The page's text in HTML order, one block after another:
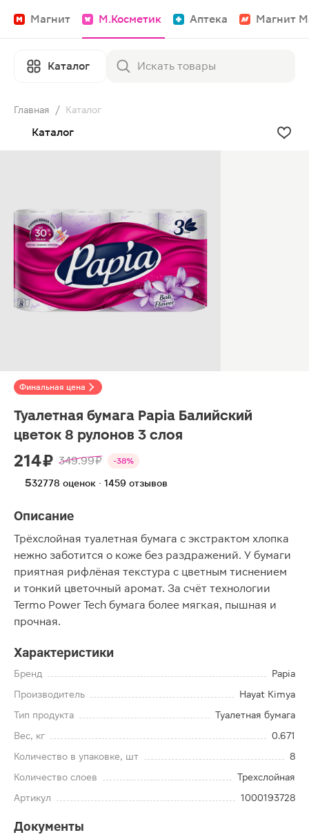
Магнит М.Косметик Аптека Магнит
Каталог
Главная / Каталог
Каталог
Финальная цена
Туалетная бумага Papia Балийский
цветок 8 рулонов 3 слоя
214 ₽ 349.99 ₽ -38%
532778 оценок · 1459 отзывов
Описание
Трёхслойная туалетная бумага с экстрактом хлопка
нежно заботится о коже без раздражений. У бумаги
приятная рифлёная текстура с цветным тиснением
и тонкий цветочный аромат. За счёт технологии
Termo Power Tech бумага более мягкая, пышная и
прочная.
Характеристики
Бренд
Papia
Производитель
Hayat Kimya
Тип продукта
Туалетная бумага
Вес, кг
0.671
Количество в упаковке, шт
8
Количество слоев
Трехслойная
Артикул
1000193728
Документы